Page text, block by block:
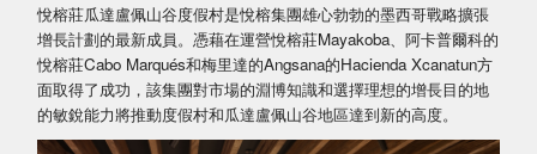
悅榕莊瓜達盧佩山谷度假村是悅榕集團雄心勃勃的墨西哥戰略擴張
增長計劃的最新成員。憑藉在運營悅榕莊Mayakoba、阿卡普爾科的
悅榕莊Cabo Marqués和梅里達的Angsana的Hacienda Xcanatun方
面取得了成功，該集團對市場的淵博知識和選擇理想的增長目的地
的敏銳能力將推動度假村和瓜達盧佩山谷地區達到新的高度。